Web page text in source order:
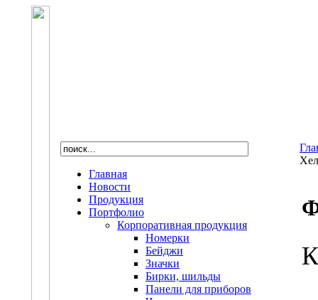
Главная
Новости
Продукция
Портфолио
Корпоративная продукция
Номерки
Бейджи
Значки
Бирки, шильды
Панели для приборов